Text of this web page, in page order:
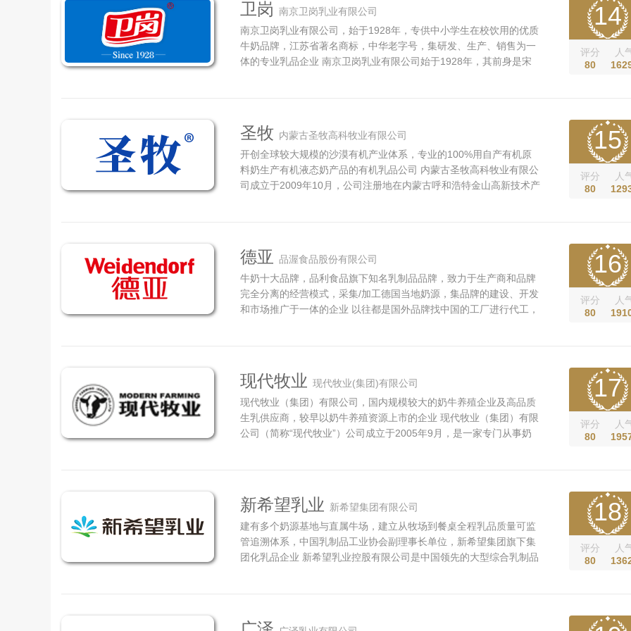
卫岗 南京卫岗乳业有限公司
南京卫岗乳业有限公司，始于1928年，专供中小学生在校饮用的优质
牛奶品牌，江苏省著名商标，中华老字号，集研发、生产、销售为一
体的专业乳品企业 南京卫岗乳业有限公司始于1928年，其前身是宋
14
评分
80
人
圣牧 内蒙古圣牧高科牧业有限公司
开创全球较大规模的沙漠有机产业体系，专业的100%用自产有机原
料奶生产有机液态奶产品的有机乳品公司 内蒙古圣牧高科牧业有限公
司成立于2009年10月，公司注册地在内蒙古呼和浩特金山高新技术产
15
评分
80
人
德亚
品渥食品股份有限公司
牛奶十大品牌，品利食品旗下知名乳制品品牌，致力于生产商和品牌
完全分离的经营模式，采集/加工德国当地奶源，集品牌的建设、开发
和市场推广于一体的企业 以往都是国外品牌找中国的工厂进行代工，
16
评分
80
人
现代牧业 现代牧业(集团)有限公司
现代牧业（集团）有限公司，国内规模较大的奶牛养殖企业及高品质
生乳供应商，较早以奶牛养殖资源上市的企业 现代牧业（集团）有限
公司（简称“现代牧业”）公司成立于2005年9月，是一家专门从事奶
17
评分
80
人
新希望乳业 新希望集团有限公司
建有多个奶源基地与直属牛场，建立从牧场到餐桌全程乳品质量可监
管追溯体系，中国乳制品工业协会副理事长单位，新希望集团旗下集
团化乳品企业 新希望乳业控股有限公司是中国领先的大型综合乳制品
18
评分
80
人